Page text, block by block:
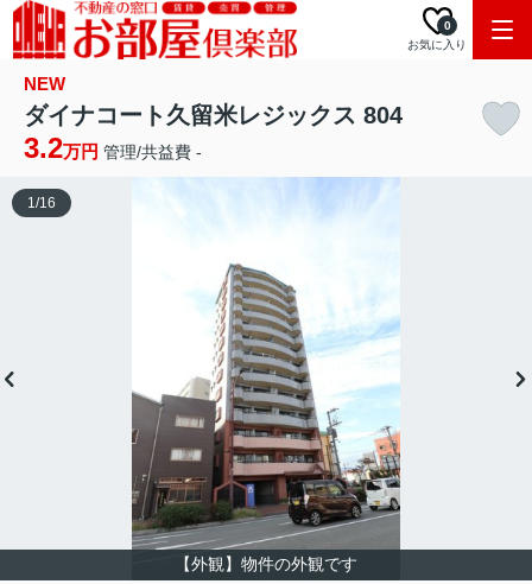
お気に入り
0
NEW
ダイナコート久留米レジックス 804
3.2万円 管理/共益費 -
【外観】物件の外観です
1/16